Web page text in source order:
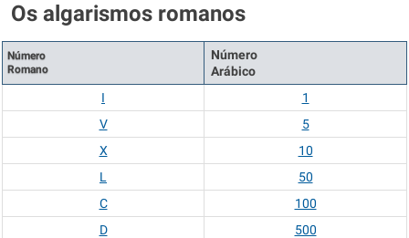
Os algarismos romanos
Número
Romano
Número
Arábico
I
1
V
5
X
10
L
50
C
100
D
500